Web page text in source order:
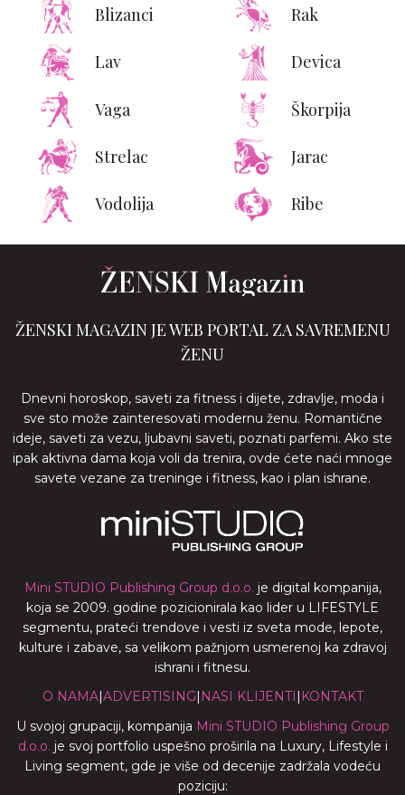
Blizanci Rak
Lav Devica
Vaga Škorpija
Strelac Jarac
Vodolija Ribe
ŽENSKI MAGAZIN JE WEB PORTAL ZA SAVREMENU
ŽENU
Dnevni horoskop, saveti za fitness i dijete, zdravlje, moda i
sve sto može zainteresovati modernu ženu. Romantične
ideje, saveti za vezu, ljubavni saveti, poznati parfemi. Ako ste
ipak aktivna dama koja voli da trenira, ovde ćete naći mnoge
savete vezane za treninge i fitness, kao i plan ishrane.
Mini STUDIO Publishing Group d.o.o. je digital kompanija,
koja se 2009. godine pozicionirala kao lider u LIFESTYLE
segmentu, prateći trendove i vesti iz sveta mode, lepote,
kulture i zabave, sa velikom pažnjom usmerenoj ka zdravoj
ishrani i fitnesu.
O NAMA| ADVERTISING NASI KLIJENTI
KONTAKT
U svojoj grupaciji, kompanija Mini STUDIO Publishing Group
d.o.o. je svoj portfolio uspešno proširila na Luxury, Lifestyle i
Living segment, gde je više od decenije zadržala vodeću
poziciju: